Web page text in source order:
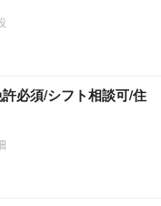
必須/シフト相談可/住